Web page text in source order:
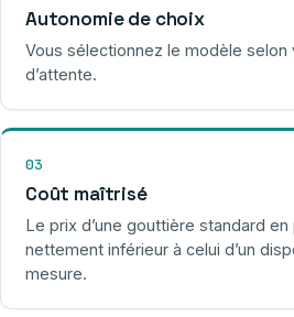
Autonomie de choix
Vous sélectionnez le modèle selon
d’attente.
03
Coût maîtrisé
Le prix d’une gouttière standard
nettement inférieur à celui d’un
mesure.